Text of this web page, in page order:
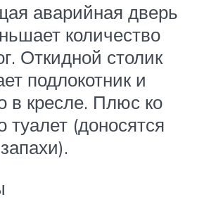
аварийная дверь
количество
Откидной столик
подлокотник и
в кресле. Плюс ко
туалет (доносятся